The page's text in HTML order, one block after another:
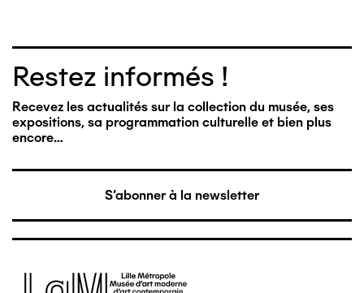
Restez informés !
Recevez les actualités sur la collection du musée, ses
expositions, sa programmation culturelle et bien plus
encore…
S'abonner à la newsletter
Image